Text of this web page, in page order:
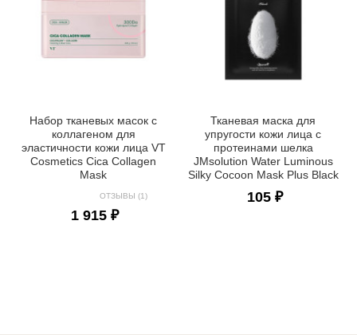
Набор тканевых масок с
коллагеном для
эластичности кожи лица VT
Cosmetics Cica Collagen
Mask
ОТЗЫВЫ (1)
1 915 ₽
Тканевая маска для
упругости кожи лица с
протеинами шелка
JMsolution Water Luminous
Silky Cocoon Mask Plus Black
105 ₽